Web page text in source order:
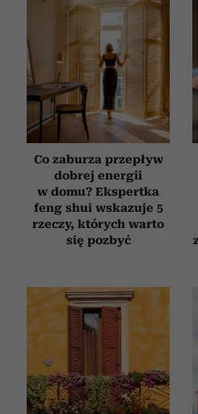
Co zaburza przepływ
dobrej energii
w domu? Ekspertka
feng shui wskazuje 5
rzeczy, których warto
się pozbyć